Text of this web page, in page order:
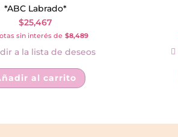
*ABC Labrado*
$25,467
sin interés de $8,489
a la lista de deseos
al carrito